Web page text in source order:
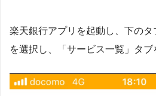
楽天銀行アプリを起動し、下のタ
を選択し、「サービス一覧」タブ